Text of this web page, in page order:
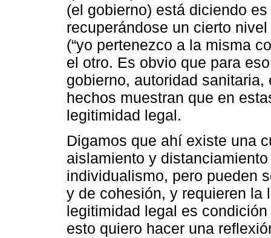
(el gobierno) está diciendo
recuperándose un cierto
(“yo pertenezco a la misma
el otro. Es obvio que para
gobierno, autoridad
hechos muestran que en
legitimidad legal.
Digamos que ahí existe una
aislamiento y
individualismo, pero pueden
y de cohesión, y requieren la
legitimidad legal es
esto quiero hacer una